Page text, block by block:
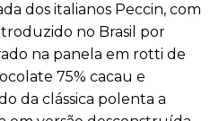
dos italianos Peccin, com
no Brasil por
na panela em rotti de
75% cacau e
da clássica polenta a